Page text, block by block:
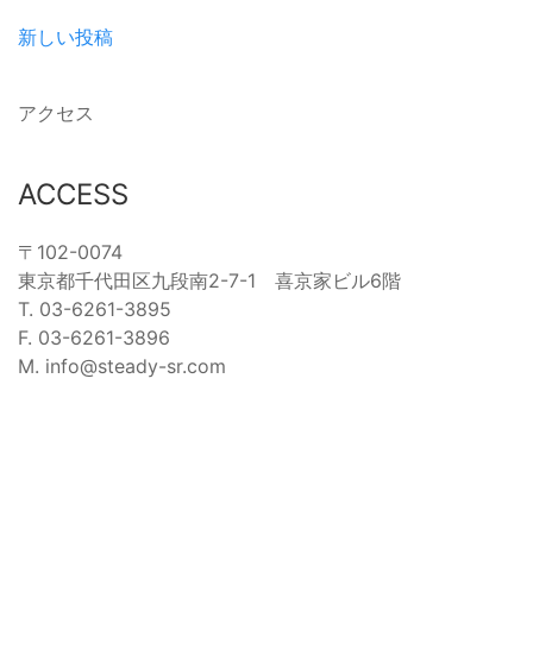
新しい投稿
アクセス
ACCESS
〒102-0074
東京都千代田区九段南2-7-1 喜京家ビル6階
T. 03-6261-3895
F. 03-6261-3896
M. info@steady-sr.com